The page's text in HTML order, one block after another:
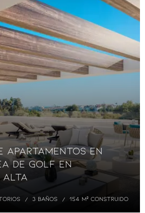
apartamentos en
de golf en
Alta
3 BAÑOS 154 M² CONSTRUIDO